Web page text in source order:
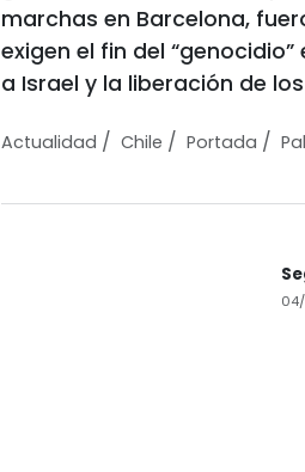
marchas en Barcelona,
exigen el fin del
a Israel y la liberación de
Actualidad / Chile / Portada /